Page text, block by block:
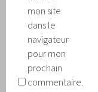
mon site
dans le
navigateur
pour mon
prochain
commentaire.